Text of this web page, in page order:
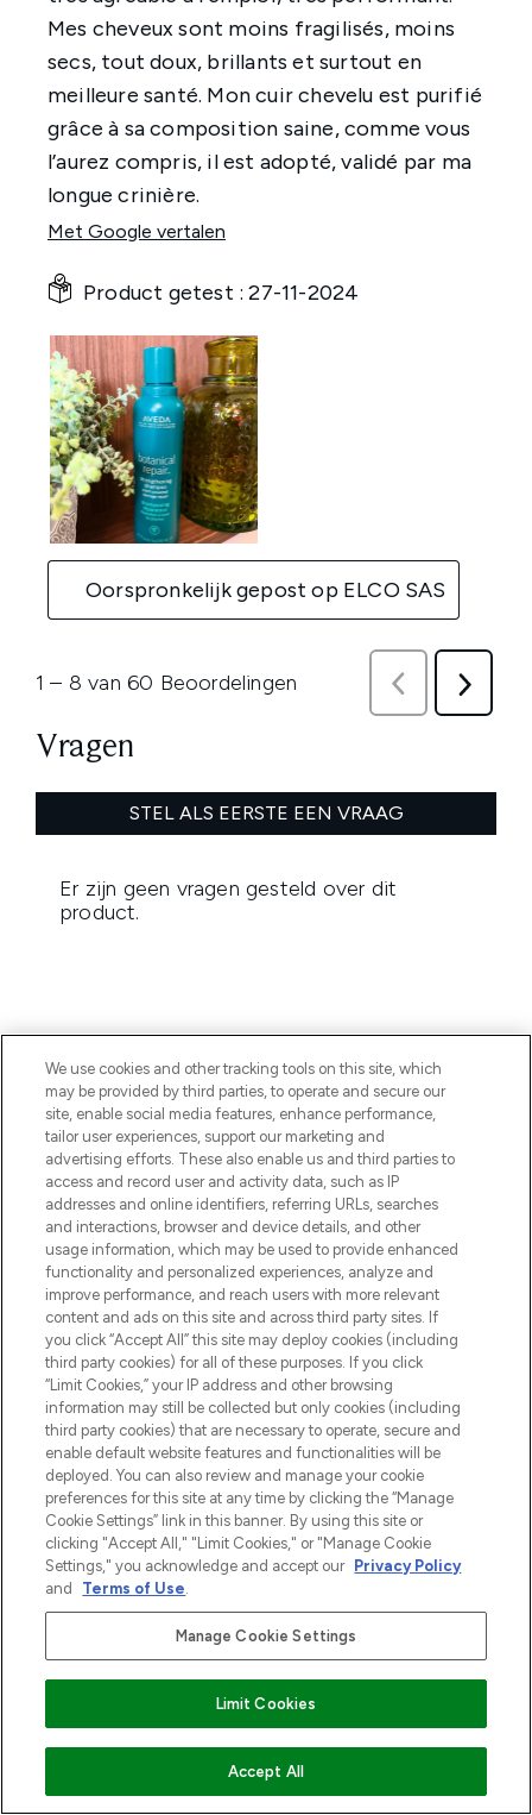
NIET OP VOORRAAD
MELD JE AAN VOOR ONZE NIEUWSBRIEF
AANMELDEN
LOOKFANTASTIC is de ultieme online
beautybestemming van Europa, met de
beste huidverzorging, haarproducten en
make-up van meer dan 200 topmerken.
Shop online of via de app, met gratis
verzending vanaf €40.
Cookie-toestemming
Do Not Sell or Share My Personal
Information
HELP & INFORMATIE
BEDRIJFSINFORMATIE
We use cookies and other tracking tools on this site, which
may be provided by third parties, to operate and secure our
site, enable social media features, enhance performance,
tailor user experiences, support our marketing and
advertising efforts. These also enable us and third parties to
access and record user and activity data, such as IP
addresses and online identifiers, referring URLs, searches
and interactions, browser and device details, and other
usage information, which may be used to provide enhanced
functionality and personalized experiences, analyze and
improve performance, and reach users with more relevant
content and ads on this site and across third party sites. If
you click “Accept All” this site may deploy cookies (including
third party cookies) for all of these purposes. If you click
“Limit Cookies,” your IP address and other browsing
information may still be collected but only cookies (including
third party cookies) that are necessary to operate, secure and
enable default website features and functionalities will be
deployed. You can also review and manage your cookie
preferences for this site at any time by clicking the “Manage
Cookie Settings” link in this banner. By using this site or
clicking "Accept All," "Limit Cookies," or "Manage Cookie
Settings," you acknowledge and accept our Privacy Policy
and
Terms of Use.
Manage Cookie Settings
Limit Cookies
Accept All